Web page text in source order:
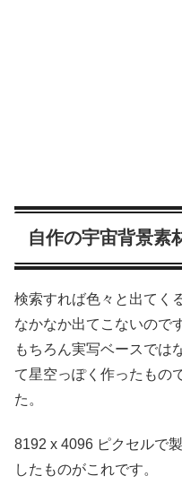
自作の宇宙背景素
検索すれば色々と出てく
なかなか出てこないので
もちろん実写ベースでは
て星空っぽく作ったもの
た。
8192 x 4096 ピクセルで
したものがこれです。